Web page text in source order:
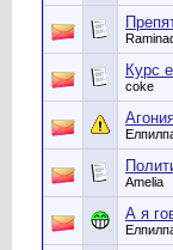
Курс
coke
Amelia
А я